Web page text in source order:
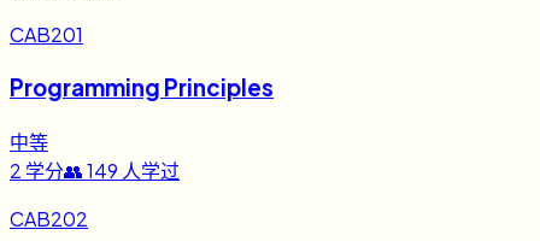
CAB201
Programming Principles
中等
2 学分👥149 人学过
CAB202